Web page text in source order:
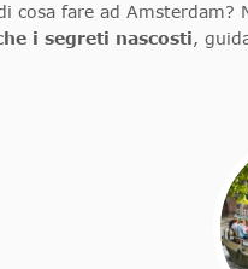
cosa fare ad
i segreti nascosti,